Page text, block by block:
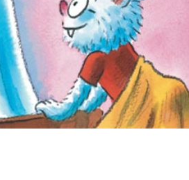
& gezin
Fantasie Fantasie &
Spanning & griezelen
van Look